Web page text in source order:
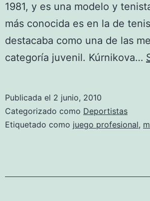
1981, y es una modelo y
más conocida es en la de
destacaba como una de las
categoría juvenil. Kúrnikova…
Publicada el 2 junio, 2010
Categorizado como Deportistas
Etiquetado como juego profesional,